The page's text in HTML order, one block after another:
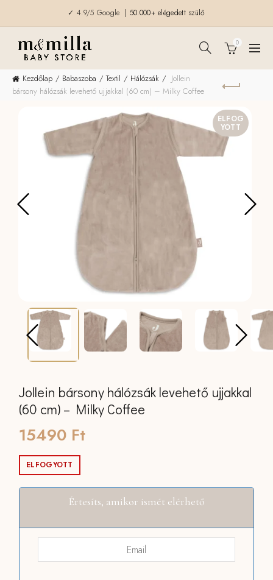
✓ 4.9/5 Google | 50.000+ elégedett szülő
0
Kezdőlap Babaszoba Textil Hálózsák
Jollein
bársony hálózsák levehető ujjakkal (60 cm) – Milky Coffee
ELFOG
YOTT
Jollein bársony hálózsák levehető ujjakkal
(60 cm) – Milky Coffee
15490 Ft
ELFOGYOTT
Értesíts, amikor ismét elérhető